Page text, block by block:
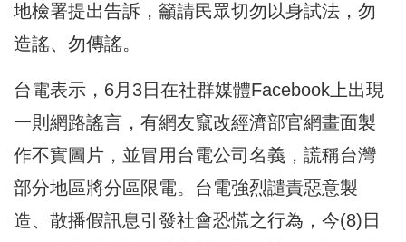
地檢署提出告訴，籲請民眾切勿以身試法，勿
造謠、勿傳謠。
台電表示，6月3日在社群媒體Facebook上出現
一則網路謠言，有網友竄改經濟部官網畫面製
作不實圖片，並冒用台電公司名義，謊稱台灣
部分地區將分區限電。台電強烈譴責惡意製
造、散播假訊息引發社會恐慌之行為，今(8)日